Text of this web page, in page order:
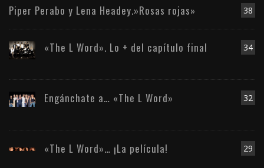
38
Piper Perabo y Lena Headey.»Rosas rojas»
34
«The L Word». Lo + del capítulo final
32
Engánchate a… «The L Word»
29
«The L Word»… ¡La película!